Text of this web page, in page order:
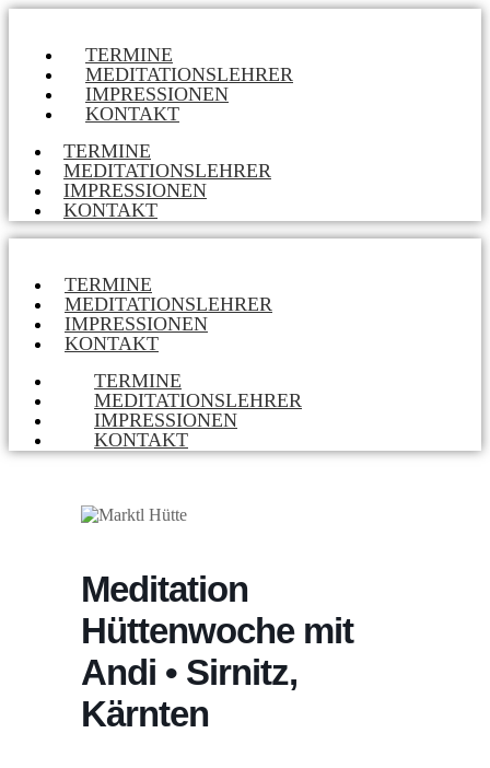
TERMINE
MEDITATIONSLEHRER
IMPRESSIONEN
KONTAKT
TERMINE
MEDITATIONSLEHRER
IMPRESSIONEN
KONTAKT
TERMINE
MEDITATIONSLEHRER
IMPRESSIONEN
KONTAKT
TERMINE
MEDITATIONSLEHRER
IMPRESSIONEN
KONTAKT
Meditation
Hüttenwoche mit
Andi • Sirnitz,
Kärnten